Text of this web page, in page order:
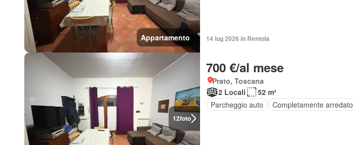
Appartamento 14 lug 2026 in Rentola
12foto
700 €/al mese
Prato, Toscana
2 Locali
52 m²
Parcheggio auto
Completamente arredato